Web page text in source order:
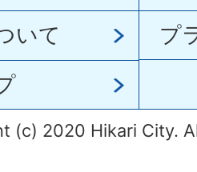
いて
プ
(c) 2020 Hikari City.